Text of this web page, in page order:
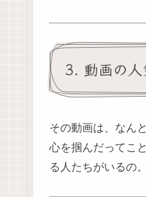
3. 動画の
その動画は、なんと
心を掴んだってこ
る人たちがいるの。